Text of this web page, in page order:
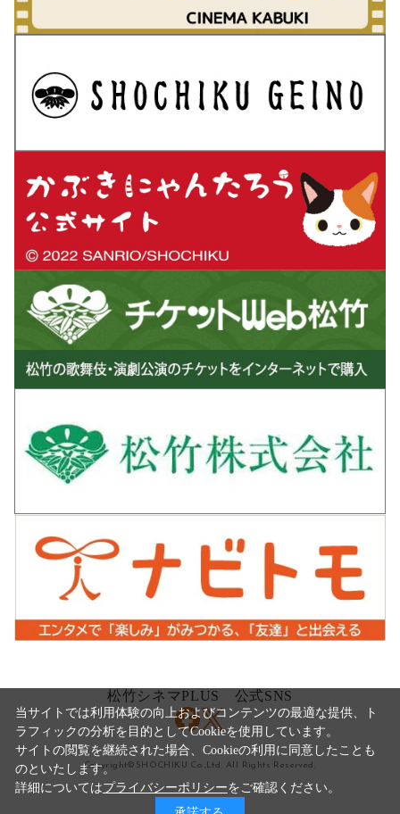
松竹シネマPLUS 公式SNS
Copyright©SHOCHIKU Co.,Ltd. All Rights Reserved.
当サイトでは利用体験の向上およびコンテンツの最適な提供、ト
ラフィックの分析を目的としてCookieを使用しています。
サイトの閲覧を継続された場合、Cookieの利用に同意したことも
のといたします。
詳細についてはプライバシーポリシーをご確認ください。